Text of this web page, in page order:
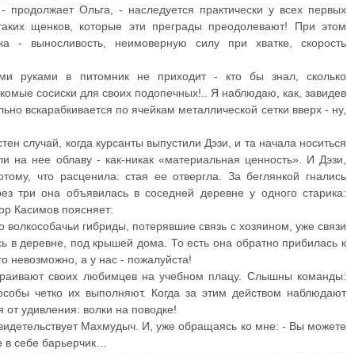
Ольга, - наследуется практически у всех первых
щенков, которые эти преграды преодолевают! При этом
- выносливость, неимоверную силу при хватке, скорость
руками в питомник не приходит - кто бы знал, сколько
сосиски для своих подопечных!.. Я наблюдаю, как, завидев
вскарабкивается по ячейкам металлической сетки вверх - ну,
случай, когда курсанты выпустили Дэзи, и та начала носиться
на нее облаву - как-никак «материальная ценность». И Дэзи,
что расценила: стая ее отвергла. За беглянкой гнались
три она объявилась в соседней деревне у одного старика:
Касимов поясняет:
гибриды, потерявшие связь с хозяином, уже связи
в деревне, под крышей дома. То есть она обратно прибилась к
невозможно, а у нас - пожалуйста!
своих любимцев на учебном плацу. Слышны команды:
четко их выполняют. Когда за этим действом наблюдают
удивления: волки на поводке!
Махмудыч. И, уже обращаясь ко мне: - Вы можете
себе барьерчик…